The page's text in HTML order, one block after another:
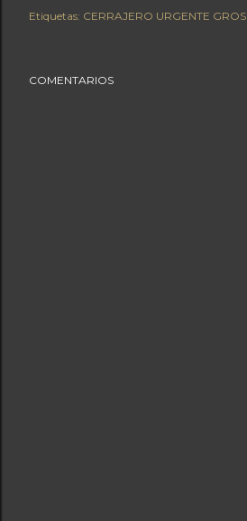
Etiquetas: CERRAJERO URGENTE GROS
COMENTARIOS